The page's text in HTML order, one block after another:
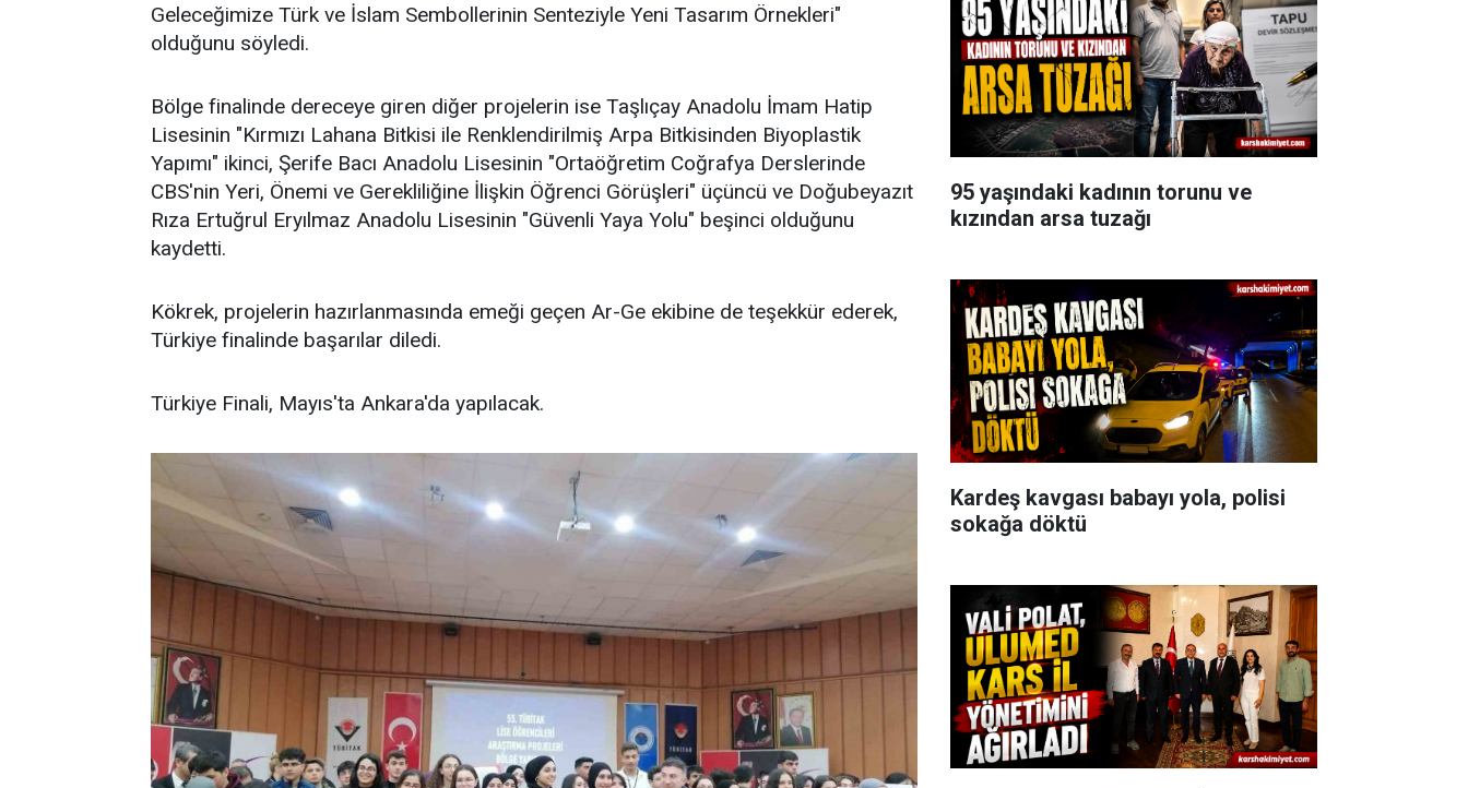
Geleceğimize Türk ve İslam Sembollerinin Senteziyle Yeni Tasarım Örnekleri"
olduğunu söyledi.
Bölge finalinde dereceye giren diğer projelerin ise Taşlıçay Anadolu İmam Hatip
Lisesinin "Kırmızı Lahana Bitkisi ile Renklendirilmiş Arpa Bitkisinden Biyoplastik
Yapımı" ikinci, Şerife Bacı Anadolu Lisesinin "Ortaöğretim Coğrafya Derslerinde
CBS'nin Yeri, Önemi ve Gerekliliğine İlişkin Öğrenci Görüşleri" üçüncü ve Doğubeyazıt
Rıza Ertuğrul Eryılmaz Anadolu Lisesinin "Güvenli Yaya Yolu" beşinci olduğunu
kaydetti.
Kökrek, projelerin hazırlanmasında emeği geçen Ar-Ge ekibine de teşekkür ederek,
Türkiye finalinde başarılar diledi.
Türkiye Finali, Mayıs'ta Ankara'da yapılacak.
95 yaşındaki kadının torunu ve
kızından arsa tuzağı
Kardeş kavgası babayı yola, polisi
sokağa döktü